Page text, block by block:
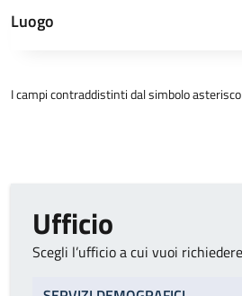
Luogo
I campi contraddistinti dal simbolo
Ufficio
Scegli l’ufficio a cui vuoi